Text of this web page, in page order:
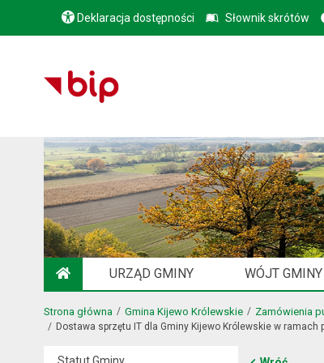
Deklaracja dostępności Słownik skrótów
URZĄD GMINY WÓJT GMINY
Strona główna Gmina Kijewo Królewskie Zamówienia
Dostawa sprzętu IT dla Gminy Kijewo Królewskie w ramach
Statut Gminy